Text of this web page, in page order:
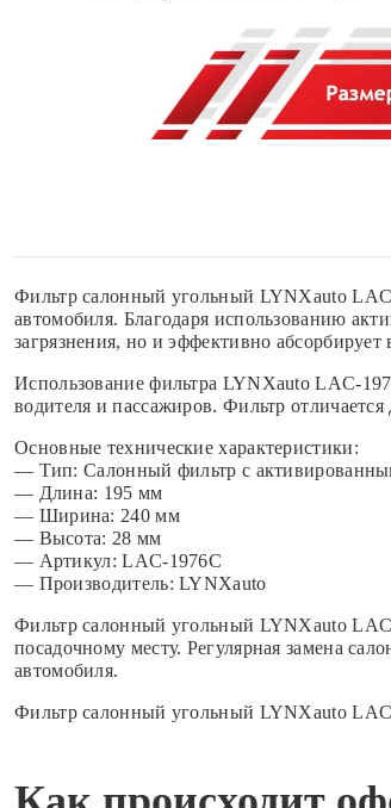
Фильтр салонный угольный LYNXauto
автомобиля. Благодаря использованию
загрязнения, но и эффективно
Использование фильтра LYNXauto LAC-
водителя и пассажиров. Фильтр
Основные технические характеристики:
— Тип: Салонный фильтр с
— Длина: 195 мм
— Ширина: 240 мм
— Высота: 28 мм
— Артикул: LAC-1976C
— Производитель: LYNXauto
Фильтр салонный угольный LYNXauto
посадочному месту. Регулярная замена
автомобиля.
Фильтр салонный угольный LYNXauto